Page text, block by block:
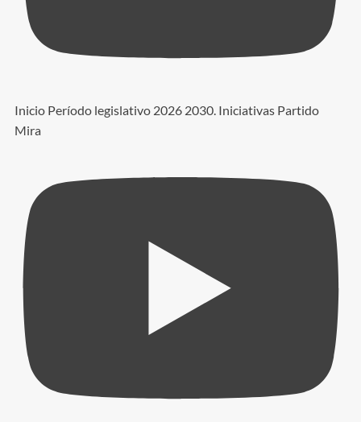
Inicio Período legislativo 2026 2030. Iniciativas Partido
Mira